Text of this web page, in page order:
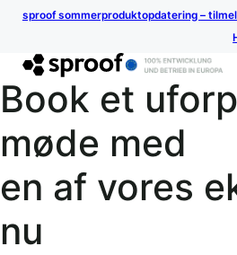
sproof sommerproduktopdatering –
Book et
møde med
en af vores
nu